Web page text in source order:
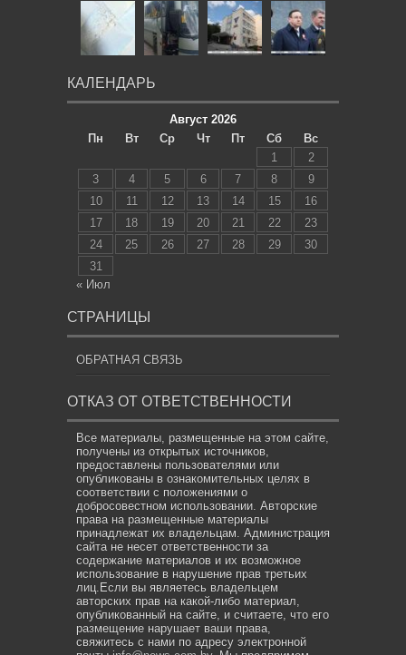
КАЛЕНДАРЬ
Август 2026
Пн
Вт Ср Чт Пт Сб
Вс
1
2
3
4 5 6 7 8
9
10
11 12 13 14 15
16
17
18 19 20 21 22
23
24
25 26 27 28 29
30
31
« Июл
СТРАНИЦЫ
ОБРАТНАЯ СВЯЗЬ
ОТКАЗ ОТ ОТВЕТСТВЕННОСТИ
Все материалы, размещенные на этом сайте,
получены из открытых источников,
предоставлены пользователями или
опубликованы в ознакомительных целях в
соответствии с положениями о
добросовестном использовании. Авторские
права на размещенные материалы
принадлежат их владельцам. Администрация
сайта не несет ответственности за
содержание материалов и их возможное
использование в нарушение прав третьих
лиц.Если вы являетесь владельцем
авторских прав на какой-либо материал,
опубликованный на сайте, и считаете, что его
размещение нарушает ваши права,
свяжитесь с нами по адресу электронной